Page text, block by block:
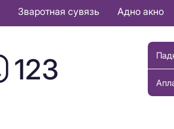
Зваротная сувязь Адно акно
123